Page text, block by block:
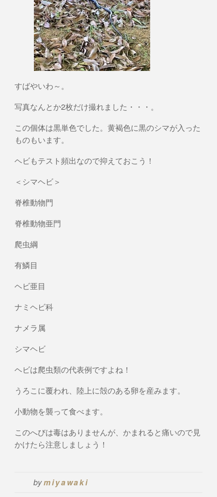
すばやいわ～。
写真なんとか2枚だけ撮れました・・・。
この個体は黒単色でした。黄褐色に黒のシマが入った
ものもいます。
ヘビもテスト頻出なので抑えておこう！
＜シマヘビ＞
脊椎動物門
脊椎動物亜門
爬虫綱
有鱗目
ヘビ亜目
ナミヘビ科
ナメラ属
シマヘビ
ヘビは爬虫類の代表例ですよね！
うろこに覆われ、陸上に殻のある卵を産みます。
小動物を襲って食べます。
このへびは毒はありませんが、かまれると痛いので見
かけたら注意しましょう！
bymiyawaki